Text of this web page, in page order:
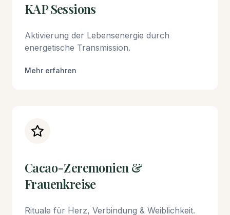
KAP Sessions
Aktivierung der Lebensenergie durch
energetische Transmission.
Mehr erfahren
Cacao-Zeremonien &
Frauenkreise
Rituale für Herz, Verbindung & Weiblichkeit.